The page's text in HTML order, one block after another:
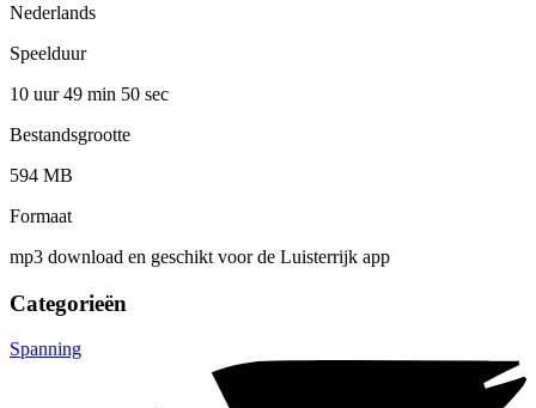
Nederlands
Speelduur
10 uur 49 min 50 sec
Bestandsgrootte
594 MB
Formaat
mp3 download en geschikt voor de Luisterrijk app
Categorieën
Spanning